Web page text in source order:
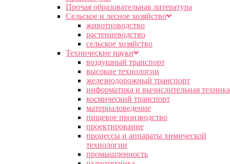
Прочая образовательная литература
Сельское и лесное хозяйство
животноводство
растениеводство
сельское хозяйство
Технические науки
воздушный транспорт
высокие технологии
железнодорожный транспорт
информатика и вычислительная техника
космический транспорт
материаловедение
пищевое производство
проектирование
процессы и аппараты химической
технологии
промышленность